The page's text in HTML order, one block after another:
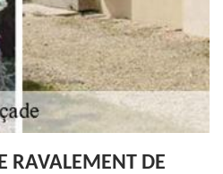
RAVALEMENT DE